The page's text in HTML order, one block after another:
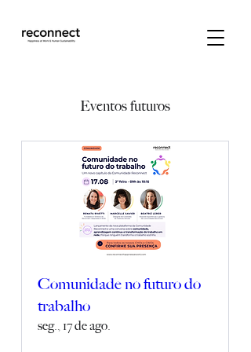
Eventos futuros
Comunidade no futuro do
trabalho
seg., 17 de ago.